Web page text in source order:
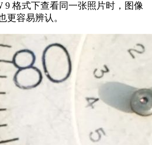
9 格式下查看同一张照片时，图像
更容易辨认。